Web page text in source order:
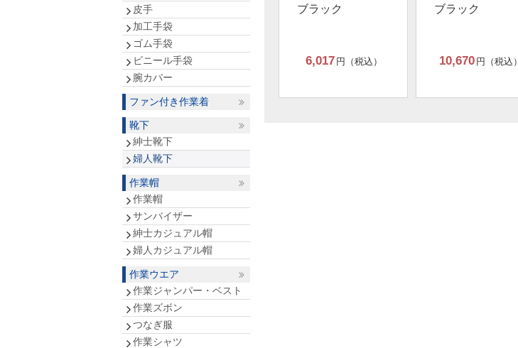
皮手
加工手袋
ゴム手袋
ビニール手袋
腕カバー
ファン付き作業着
靴下
紳士靴下
婦人靴下
作業帽
作業帽
サンバイザー
紳士カジュアル帽
婦人カジュアル帽
作業ウエア
作業ジャンパー・ベスト
作業ズボン
つなぎ服
作業シャツ
ブラック
6,017 円（税込）
ブラック
10,670 円（税込）